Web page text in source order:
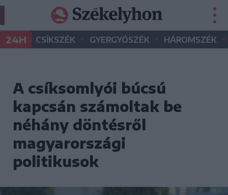
24H CSÍKSZÉK • GYERGYÓSZÉK • HÁROMSZÉK •
A csíksomlyói búcsú
kapcsán számoltak be
néhány döntésről
magyarországi
politikusok